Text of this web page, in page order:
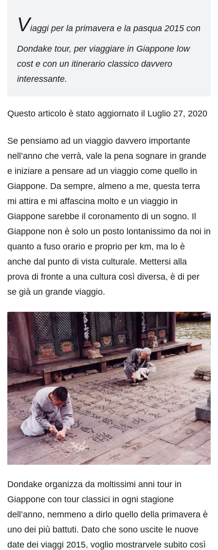
Viaggi per la primavera e la pasqua 2015 con
Dondake tour, per viaggiare in Giappone low
cost e con un itinerario classico davvero
interessante.
Questo articolo è stato aggiornato il Luglio 27, 2020
Se pensiamo ad un viaggio davvero importante
nell’anno che verrà, vale la pena sognare in grande
e iniziare a pensare ad un viaggio come quello in
Giappone. Da sempre, almeno a me, questa terra
mi attira e mi affascina molto e un viaggio in
Giappone sarebbe il coronamento di un sogno. Il
Giappone non è solo un posto lontanissimo da noi in
quanto a fuso orario e proprio per km, ma lo è
anche dal punto di vista culturale. Mettersi alla
prova di fronte a una cultura così diversa, è di per
se già un grande viaggio.
Dondake organizza da moltissimi anni tour in
Giappone con tour classici in ogni stagione
dell’anno, nemmeno a dirlo quello della primavera è
uno dei più battuti. Dato che sono uscite le nuove
date dei viaggi 2015, voglio mostrarvele subito così